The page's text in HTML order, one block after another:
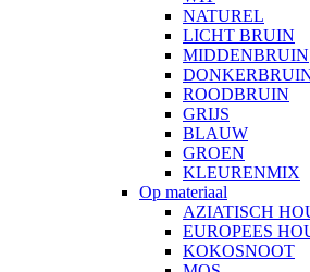
NATUREL
LICHT BRUIN
MIDDENBRUIN
ROODBRUIN
GRIJS
BLAUW
GROEN
KLEURENMIX
Op materiaal
AZIATISCH
EUROPEES
KOKOSNOOT